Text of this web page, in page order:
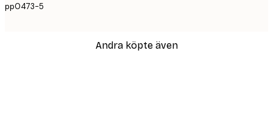
pp0473-5
Andra köpte även